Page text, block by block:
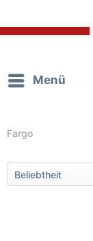
Menü
Fargo